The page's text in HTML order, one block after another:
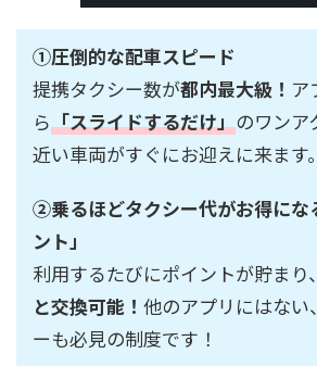
①圧倒的な配車スピード
提携タクシー数が都内最大級！ ア
ら「スライドするだけ」のワンア
近い車両がすぐにお迎えに来ます。
②乗るほどタクシー代がお得にな
ント」
利用するたびにポイントが貯まり、
と交換可能！ 他のアプリにはない
ーも必見の制度です！